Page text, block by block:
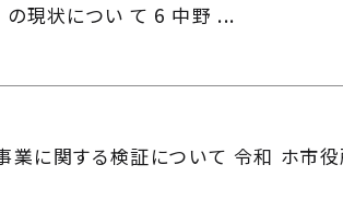
の現状につい て 6 中野 ...
に関する検証について 令和 ホ市役